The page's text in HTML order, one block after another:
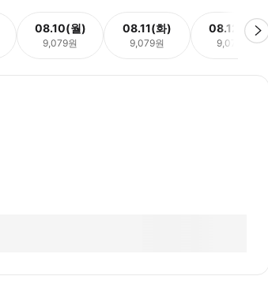
08.10(월)
9,079원
08.11(화)
9,079원
08.12(수)
9,079원